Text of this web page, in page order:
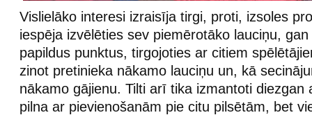
Vislielāko interesi izraisīja tirgi, proti, izsoles
iespēja izvēlēties sev piemērotāko lauciņu,
papildus punktus, tirgojoties ar citiem
zinot pretinieka nākamo lauciņu un, kā
nākamo gājienu. Tilti arī tika izmantoti diezgan
pilna ar pievienošanām pie citu pilsētām, bet